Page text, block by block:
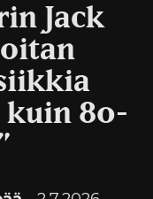
Jack
kuin 80-